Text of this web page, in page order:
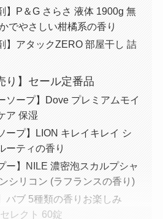
】P＆G さらさ 液体 1900g 無
でやさしい柑橘系の香り
】アタックZERO 部屋干し 詰
り】セール定番品
ソープ】Dove プレミアムモイ
ア 保湿
ープ】LION キレイキレイ シ
ーティの香り
ー】NILE 濃密泡スカルプシャ
シリコン (ラフランスの香り)
バブ 5種類の香りお楽しみ
レクト 60錠